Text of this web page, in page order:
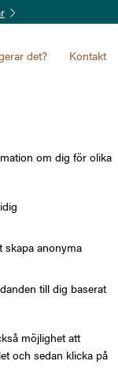
om dig för olika
skapa anonyma
till dig baserat
möjlighet att
och sedan klicka på
det? Kontakt